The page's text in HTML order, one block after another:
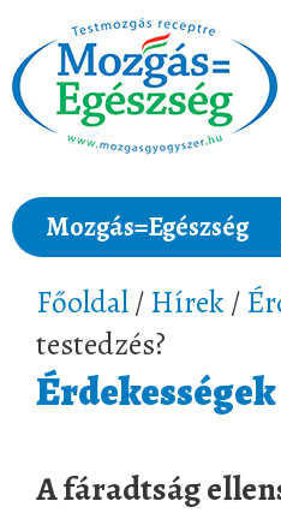
Mozgás=Egészség
Főoldal/ Hírek /
testedzés?
Érdekességek
A fáradtság